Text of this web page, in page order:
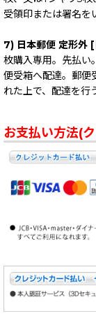
受領印または署名を
7) 日本郵便 定形外 [
枚購入専用。先払い
便受箱へ配達。郵便
れた上で、配達を行
お支払い方法(